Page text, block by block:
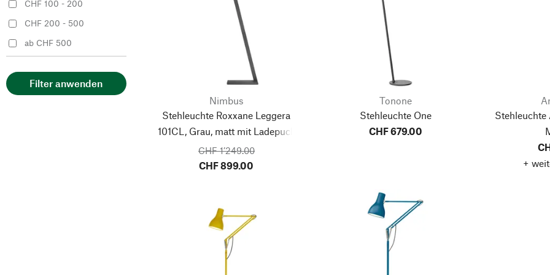
CHF 100 - 200
CHF 200 - 500
ab CHF 500
Filter anwenden
Nimbus
Stehleuchte Roxxane Leggera
101CL, Grau, mattmit Ladepuck
CHF 1’249.00
CHF 899.00
Tonone
Stehleuchte One
CHF 679.00
Stehleuchte
+